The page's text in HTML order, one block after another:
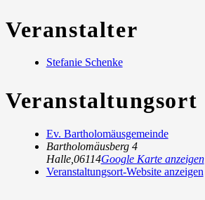
Veranstalter
Stefanie Schenke
Veranstaltungsort
Ev. Bartholomäusgemeinde
Bartholomäusberg 4
Halle, 06114Google Karte anzeigen
Veranstaltungsort-Website anzeigen